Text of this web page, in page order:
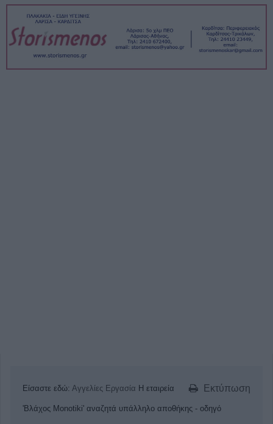
Εκτύπωση
Είσαστε εδώ: Αγγελίες Εργασία Η εταιρεία
'Βλάχος Monotiki' αναζητά υπάλληλο αποθήκης - οδηγό